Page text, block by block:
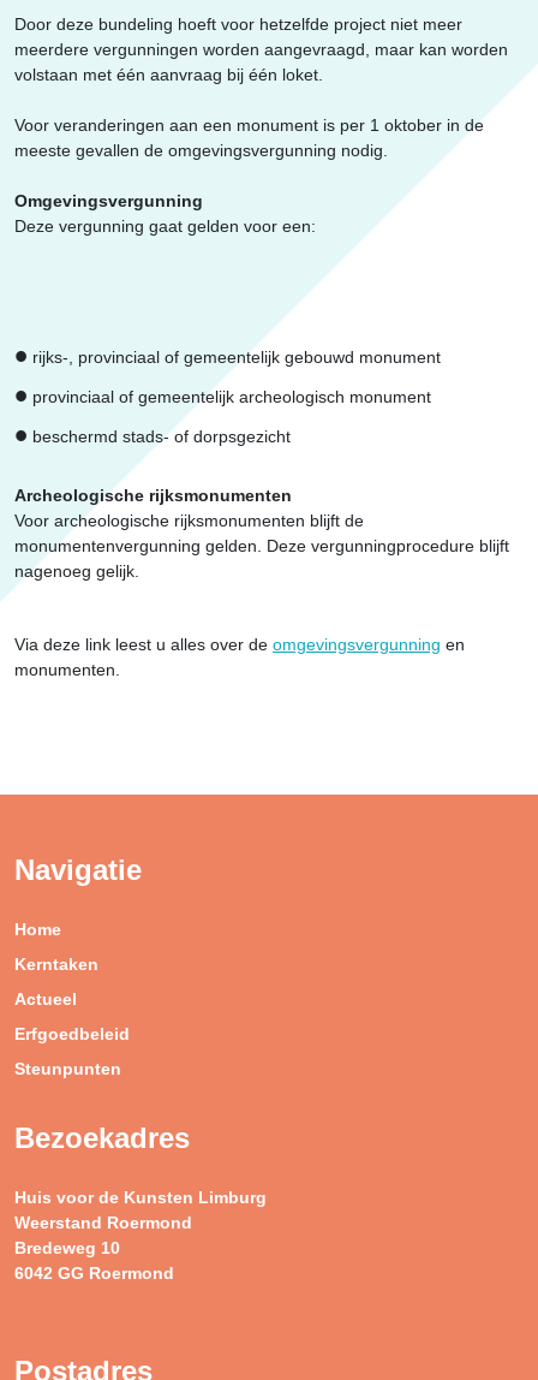
Door deze bundeling hoeft voor hetzelfde project niet meer
meerdere vergunningen worden aangevraagd, maar kan worden
volstaan met één aanvraag bij één loket.
Voor veranderingen aan een monument is per 1 oktober in de
meeste gevallen de omgevingsvergunning nodig.
Omgevingsvergunning
Deze vergunning gaat gelden voor een:
rijks-, provinciaal of gemeentelijk gebouwd monument
provinciaal of gemeentelijk archeologisch monument
beschermd stads- of dorpsgezicht
Archeologische rijksmonumenten
Voor archeologische rijksmonumenten blijft de
monumentenvergunning gelden. Deze vergunningprocedure blijft
nagenoeg gelijk.
Via deze link leest u alles over de omgevingsvergunning en
monumenten.
Navigatie
Home
Kerntaken
Actueel
Erfgoedbeleid
Steunpunten
Bezoekadres
Huis voor de Kunsten Limburg
Weerstand Roermond
Bredeweg 10
6042 GG Roermond
Postadres